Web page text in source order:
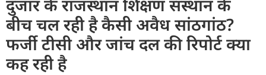
दुजार के राजस्थान शिक्षण संस्थान के
बीच चल रही है कैसी अवैध सांठगांठ?
फर्जी टीसी और जांच दल की रिपोर्ट क्या
कह रही है